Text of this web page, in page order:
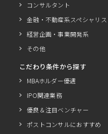
コンサルタント
金融・不動産系スペシャリス
経営企画・事業開発系
その他
こだわり条件から探す
MBAホルダー優遇
IPO関連業務
優良＆注目ベンチャー
ポストコンサルにおすすめ